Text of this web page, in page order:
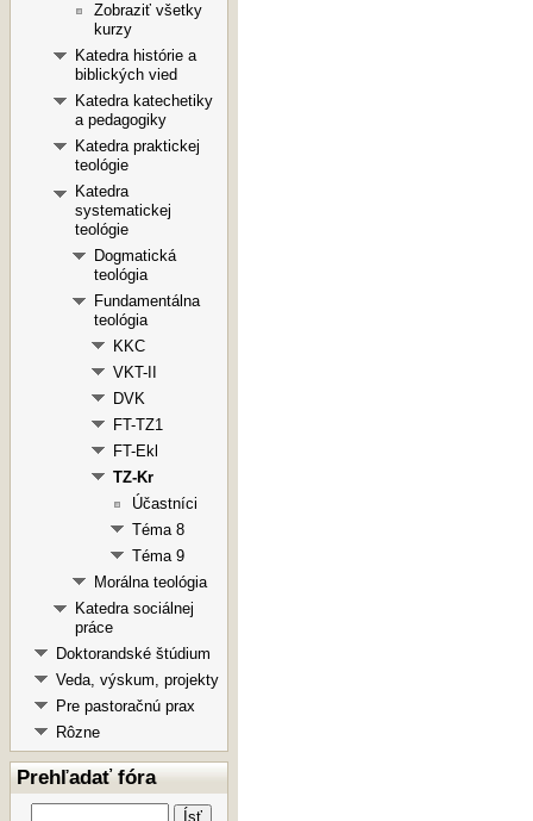
Zobraziť všetky
kurzy
Katedra histórie a
biblických vied
Katedra katechetiky
a pedagogiky
Katedra praktickej
teológie
Katedra
systematickej
teológie
Dogmatická
teológia
Fundamentálna
teológia
KKC
VKT-II
DVK
FT-TZ1
FT-Ekl
TZ-Kr
Účastníci
Téma 8
Téma 9
Morálna teológia
Katedra sociálnej
práce
Doktorandské štúdium
Veda, výskum, projekty
Pre pastoračnú prax
Rôzne
Prehľadať fóra
Ísť